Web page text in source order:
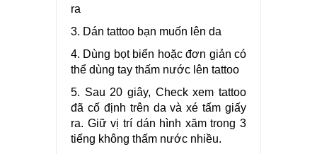
ra
3. Dán tattoo bạn muốn lên da
4. Dùng bọt biển hoặc đơn giản có
thể dùng tay thấm nước lên tattoo
5. Sau 20 giây, Check xem tattoo
đã cố định trên da và xé tấm giấy
ra. Giữ vị trí dán hình xăm trong 3
tiếng không thấm nước nhiều.